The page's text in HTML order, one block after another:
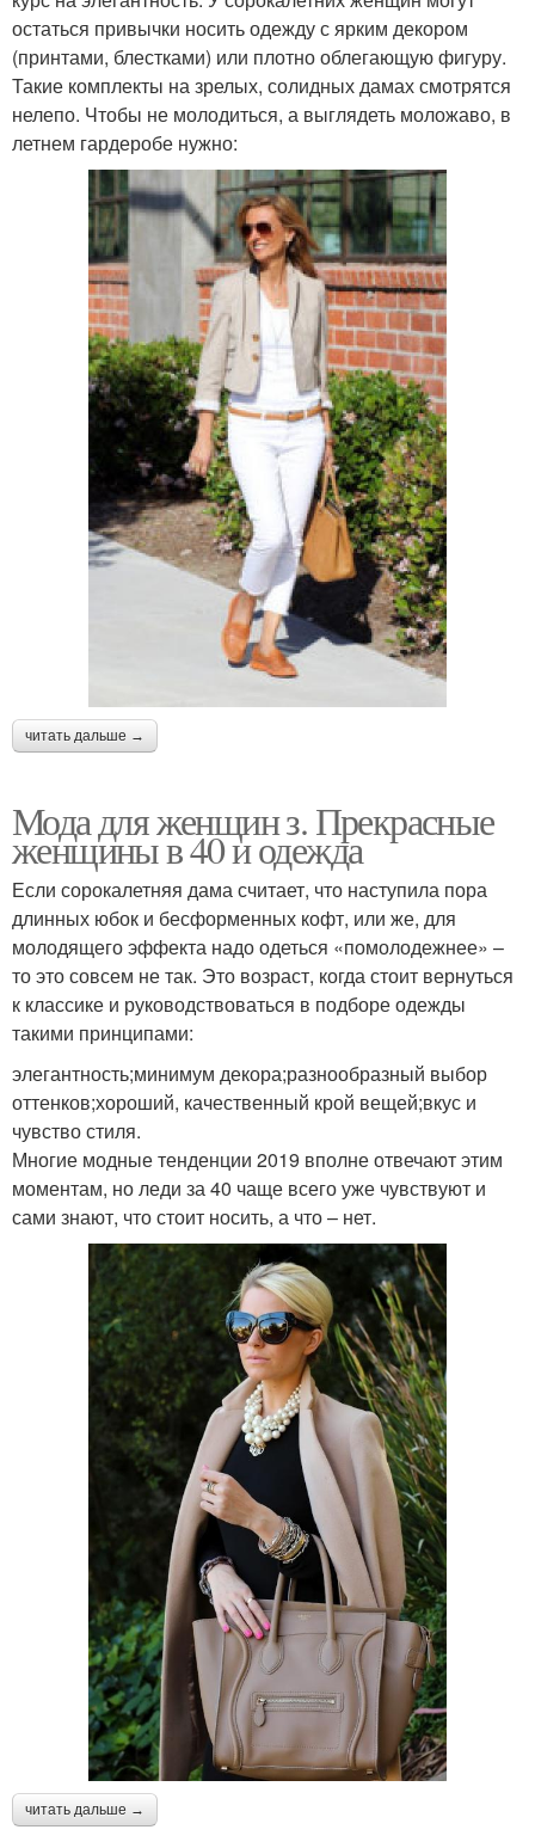
остаться привычки носить одежду с ярким декором
(принтами, блестками) или плотно облегающую фигуру.
Такие комплекты на зрелых, солидных дамах смотрятся
нелепо. Чтобы не молодиться, а выглядеть моложаво, в
летнем гардеробе нужно:
читать дальше →
Мода для женщин з. Прекрасные
женщины в 40 и одежда
Если сорокалетняя дама считает, что наступила пора
длинных юбок и бесформенных кофт, или же, для
молодящего эффекта надо одеться «помолодежнее» –
то это совсем не так. Это возраст, когда стоит вернуться
к классике и руководствоваться в подборе одежды
такими принципами:
элегантность;минимум декора;разнообразный выбор
оттенков;хороший, качественный крой вещей;вкус и
чувство стиля.
Многие модные тенденции 2019 вполне отвечают этим
моментам, но леди за 40 чаще всего уже чувствуют и
сами знают, что стоит носить, а что – нет.
читать дальше →